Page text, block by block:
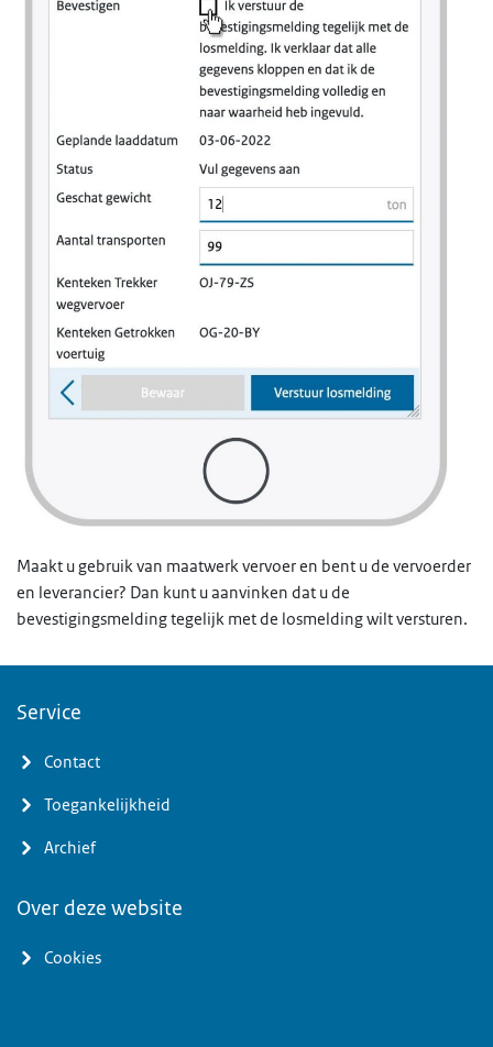
Maakt u gebruik van maatwerk vervoer en bent u de vervoerder
en leverancier? Dan kunt u aanvinken dat u de
bevestigingsmelding tegelijk met de losmelding wilt versturen.
Service
Contact
Toegankelijkheid
Archief
Over deze website
Cookies